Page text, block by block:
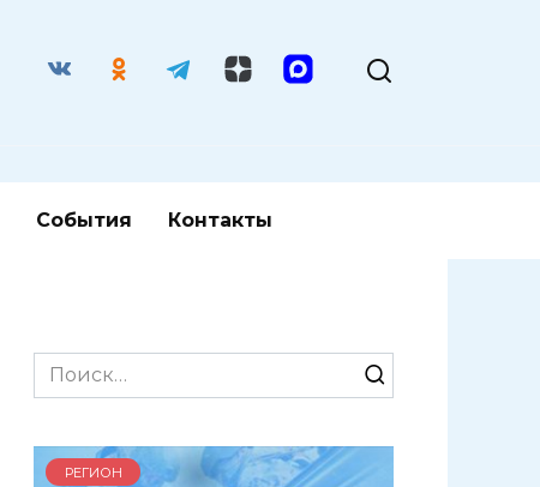
События Контакты
Search
for:
РЕГИОН